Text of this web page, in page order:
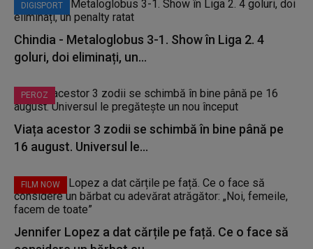
DIGISPORT
Chindia - Metaloglobus 3-1. Show în Liga 2. 4
goluri, doi eliminați, un...
PEROZ
Viața acestor 3 zodii se schimbă în bine până pe
16 august. Universul le...
FILM NOW
Jennifer Lopez a dat cărțile pe față. Ce o face să